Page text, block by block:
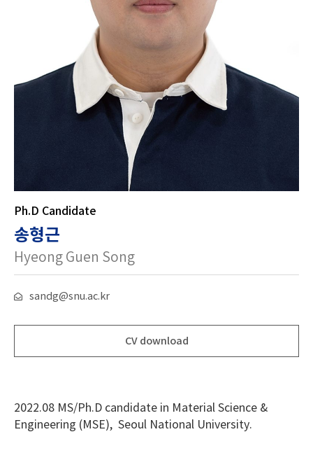
Ph.D Candidate
송형근
Hyeong Guen Song
sandg@snu.ac.kr
CV download
2022.08 MS/Ph.D candidate in Material Science &
Engineering (MSE), Seoul National University.